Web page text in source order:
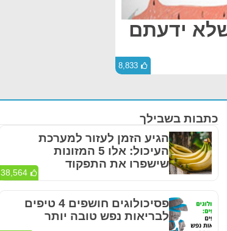
שלא ידעתם
8,833
כתבות בשבילך
הגיע הזמן לעזור למערכת
העיכול: אלו 5 המזונות
שישפרו את התפקוד
38,564
פסיכולוגים חושפים 4 טיפים
לבריאות נפש טובה יותר